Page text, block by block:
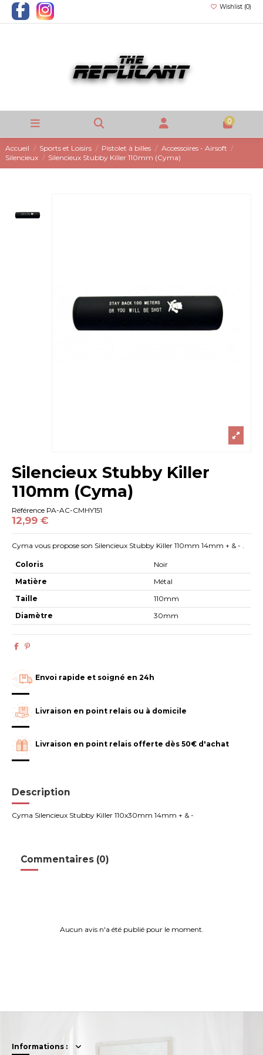
Wishlist (0)
0
Accueil Sports et Loisirs Pistolet à billes
Accessoires - Airsoft
Silencieux
Silencieux Stubby Killer 110mm (Cyma)
Silencieux Stubby Killer
110mm (Cyma)
Référence PA-AC-CMHY151
12,99 €
Cyma vous propose son Silencieux Stubby Killer 110mm 14mm + & - .
Coloris
Noir
Matière
Métal
Taille
110mm
Diamètre
30mm
Envoi rapide et soigné en 24h
Livraison en point relais ou à domicile
Livraison en point relais offerte dès 50€ d'achat
Description
Cyma Silencieux Stubby Killer 110x30mm 14mm + & -
Commentaires (0)
Aucun avis n'a été publié pour le moment.
Informations :